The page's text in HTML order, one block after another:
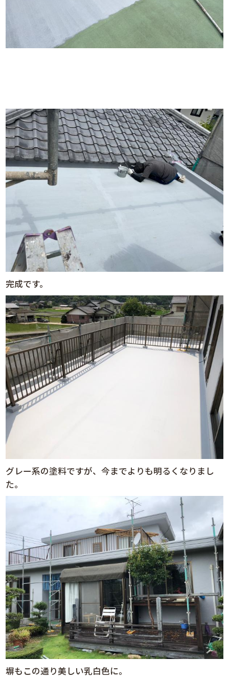
完成です。
グレー系の塗料ですが、今までよりも明るくなりまし
た。
塀もこの通り美しい乳白色に。